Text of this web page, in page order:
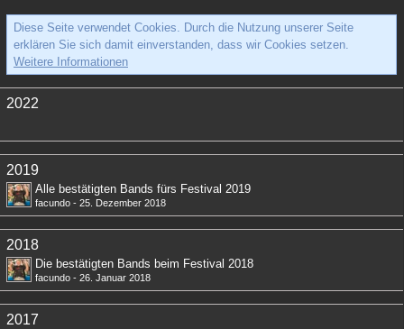
Diese Seite verwendet Cookies. Durch die Nutzung unserer Seite
erklären Sie sich damit einverstanden, dass wir Cookies setzen.
Weitere Informationen
2022
2019
Alle bestätigten Bands fürs Festival 2019
facundo - 25. Dezember 2018
2018
Die bestätigten Bands beim Festival 2018
facundo - 26. Januar 2018
2017